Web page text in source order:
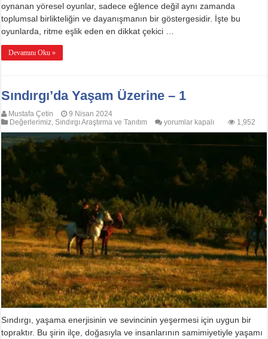
oynanan yöresel oyunlar, sadece eğlence değil aynı zamanda
toplumsal birlikteliğin ve dayanışmanın bir göstergesidir. İşte bu
oyunlarda, ritme eşlik eden en dikkat çekici …
Devamını Oku »
Sındırgı’da Yaşam Üzerine – 1
Mustafa Çetin
9 Nisan 2024
Değerlerimiz Sındırgı Araştırma ve Tanıtım
Sındırgı’da
–
yorumlar kapalı 1,952
Sındırgı, yaşama enerjisinin ve sevincinin yeşermesi için uygun bir
topraktır. Bu şirin ilçe, doğasıyla ve insanlarının samimiyetiyle yaşamı